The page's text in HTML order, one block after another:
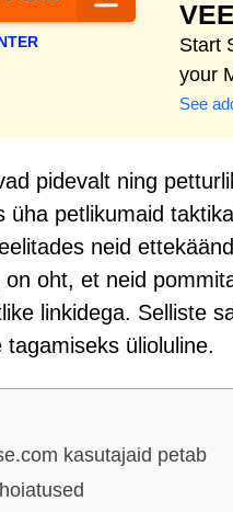
Start
your
See
pidevalt ning
üha petlikumaid
neid
oht, et neid
linkidega. Selliste
ülioluline.
kasutajaid petab